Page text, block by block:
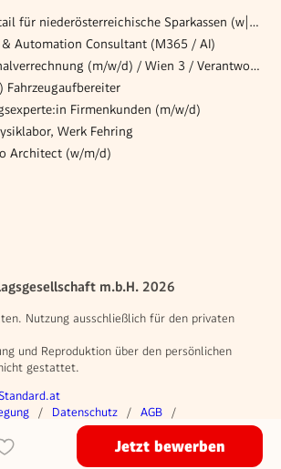
Bankenbetreuer Retail für niederösterreichische Sparkassen (w|m|d)
Automation Consultant (M365 / AI)
Teamleitung Personalverrechnung (m/w/d) / Wien 3 / Verantwortung, Gestaltung, Entwicklung
Firmenkunden (m/w/d)
Werk Fehring
Architect (w/m/d)
Jetzt bewerben
m.b.H. 2026
Nutzung ausschließlich für den privaten
und Reproduktion über den persönlichen
gestattet.
Datenschutz
AGB